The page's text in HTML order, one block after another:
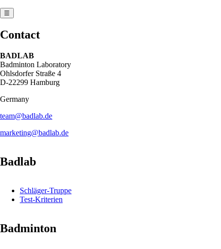
☰
Contact
BADLAB
Badminton Laboratory
Ohlsdorfer Straße 4
D-22299 Hamburg
Germany
team@badlab.de
marketing@badlab.de
Badlab
Schläger-Truppe
Test-Kriterien
Badminton